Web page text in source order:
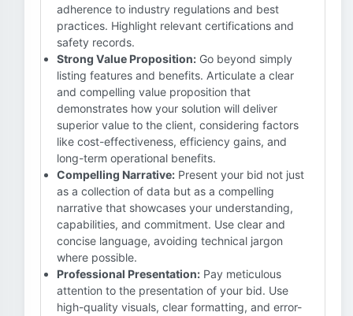
adherence to industry regulations and best
practices. Highlight relevant certifications and
safety records.
Strong Value Proposition: Go beyond simply
listing features and benefits. Articulate a clear
and compelling value proposition that
demonstrates how your solution will deliver
superior value to the client, considering factors
like cost-effectiveness, efficiency gains, and
long-term operational benefits.
Compelling Narrative: Present your bid not just
as a collection of data but as a compelling
narrative that showcases your understanding,
capabilities, and commitment. Use clear and
concise language, avoiding technical jargon
where possible.
Professional Presentation: Pay meticulous
attention to the presentation of your bid. Use
high-quality visuals, clear formatting, and error-